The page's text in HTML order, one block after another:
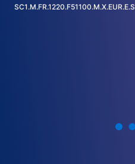
SC1.M.FR.1220.F51100.M.X.EUR.E.S